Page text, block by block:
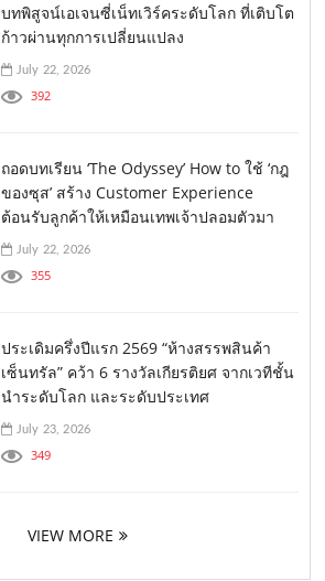
บทพิสูจน์เอเจนซี่เน็ทเวิร์คระดับโลก ที่เติบโต
ก้าวผ่านทุกการเปลี่ยนแปลง
July 22, 2026
392
ถอดบทเรียน ‘The Odyssey’ How to ใช้ ‘กฎ
ของซุส’ สร้าง Customer Experience
ต้อนรับลูกค้าให้เหมือนเทพเจ้าปลอมตัวมา
July 22, 2026
355
ประเดิมครึ่งปีแรก 2569 “ห้างสรรพสินค้า
เซ็นทรัล” คว้า 6 รางวัลเกียรติยศ จากเวทีชั้น
นำระดับโลก และระดับประเทศ
July 23, 2026
349
VIEW MORE